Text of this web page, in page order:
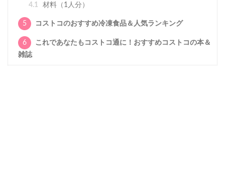
4.1 材料（1人分）
5 コストコのおすすめ冷凍食品＆人気ランキング
6
これであなたもコストコ通に！おすすめコストコの本＆
雑誌